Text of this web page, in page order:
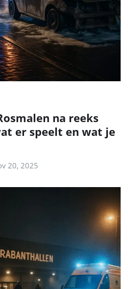
na reeks
er speelt en wat je
20, 2025